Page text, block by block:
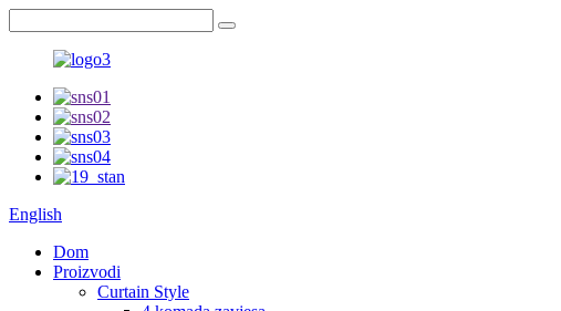
English
Dom
Proizvodi
Curtain Style